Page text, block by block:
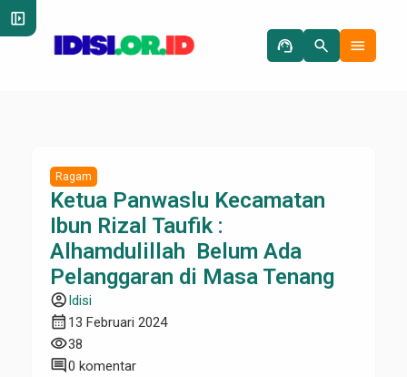
support_agent search menu
Ragam
Ketua Panwaslu Kecamatan
Ibun Rizal Taufik :
Alhamdulillah Belum Ada
Pelanggaran di Masa Tenang
account_circleIdisi
calendar_month 13 Februari 2024
visibility38
comment0 komentar
left_panel_open